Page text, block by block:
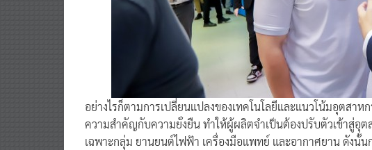
อย่างไรก็ตามการเปลี่ยนแปลงของเทคโนโลยีและแนวโน้มอุตสา
ความสำคัญกับความยั่งยืน ทำให้ผู้ผลิตจำเป็นต้องปรับตัวเข้าสู่อุ
เฉพาะกลุ่ม ยานยนต์ไฟฟ้า เครื่องมือแพทย์ และอากาศยาน ดังนั้